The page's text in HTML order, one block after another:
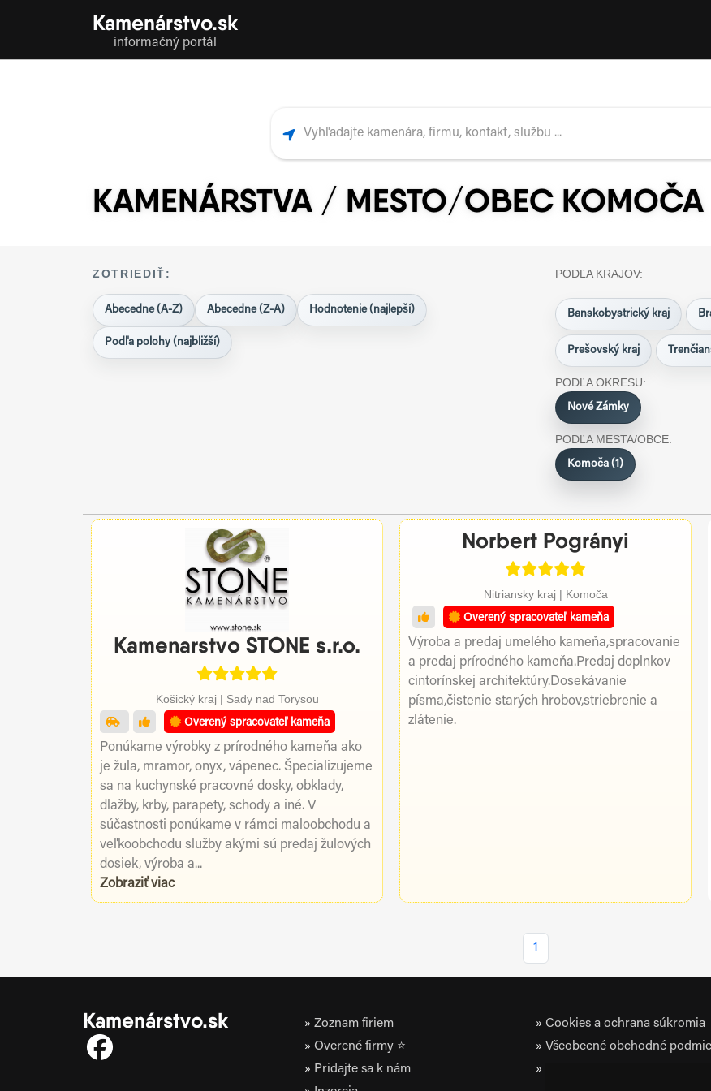
Kamenárstvo.sk
informačný portál
KAMENÁRSTVA / MESTO/OBEC KOMOČA
ZOTRIEDIŤ:
Abecedne (A-Z) Abecedne (Z-A) Hodnotenie (najlepší)
Podľa polohy (najbližší)
PODĽA KRAJOV:
Banskobystrický kraj
Prešovský kraj
PODĽA OKRESU:
Nové Zámky
PODĽA MESTA/OBCE:
Komoča (1)
Kamenarstvo STONE s.r.o.
Košický kraj | Sady nad Torysou
Overený spracovateľ kameňa
Ponúkame výrobky z prírodného kameňa ako
je žula, mramor, onyx, vápenec. Špecializujeme
sa na kuchynské pracovné dosky, obklady,
dlažby, krby, parapety, schody a iné. V
súčastnosti ponúkame v rámci maloobchodu a
veľkoobchodu služby akými sú predaj žulových
dosiek, výroba a...
Zobraziť viac
Norbert Pogrányi
Nitriansky kraj | Komoča
Overený spracovateľ kameňa
Výroba a predaj umelého kameňa,spracovanie
a predaj prírodného kameňa.Predaj doplnkov
cintorínskej architektúry.Dosekávanie
písma,čistenie starých hrobov,striebrenie a
zlátenie.
1
Kamenárstvo.sk
Zoznam firiem
Overené firmy ⭐
Pridajte sa k nám
Cookies a ochrana súkromia
Všeobecné obchodné